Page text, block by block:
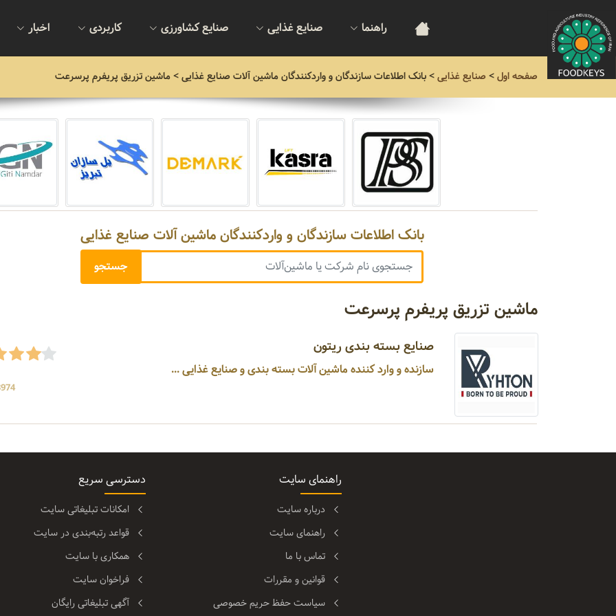
راهنما صنایع غذایی صنایع کشاورزی کاربردی اخبار
صفحه اول> صنایع غذایی>بانک اطلاعات سازندگان و واردکنندگان ماشین آلات صنایع غذایی> ماشین تزریق پریفرم پرسرعت
بانک اطلاعات سازندگان و واردکنندگان ماشین آلات صنایع غذایی
ماشین تزریق پریفرم پرسرعت
صنایع بسته بندی ریتون
سازنده و وارد کننده ماشین آلات بسته بندی و صنایع غذایی ...
3974
راهنمای سایت
درباره سایت
راهنمای سایت
تماس با ما
قوانین و مقررات
سیاست حفظ حریم خصوصی
دسترسی سریع
امکانات تبلیغاتی سایت
قواعد رتبه‌بندی در سایت
همکاری با سایت
فراخوان سایت
آگهی تبلیغاتی رایگان